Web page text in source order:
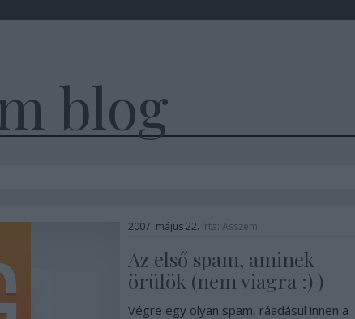
blog
2007. május 22. írta: Asszem
Az első spam, aminek
örülök (nem viagra :) )
Végre egy olyan spam, ráadásul innen a